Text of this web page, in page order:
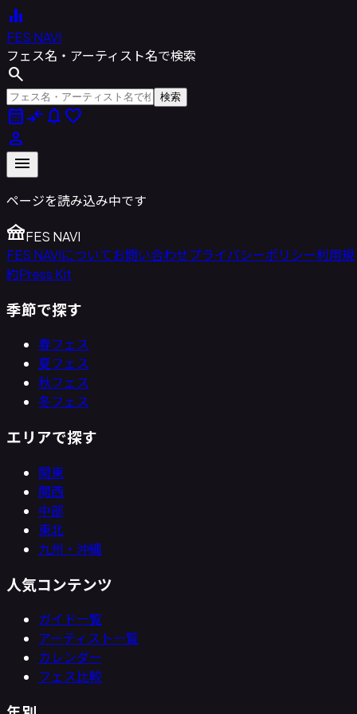
equalizer
FES NAVI
フェス名・アーティスト名で検索
search
検索
calendar_monthcompare_arrows notifications favorite
person
menu
ページを読み込み中です
festivalFES NAVI
FES NAVIについてお問い合わせプライバシーポリシー利用規
約Press Kit
季節で探す
春フェス
夏フェス
秋フェス
冬フェス
エリアで探す
関東
関西
中部
東北
九州・沖縄
人気コンテンツ
ガイド一覧
アーティスト一覧
カレンダー
フェス比較